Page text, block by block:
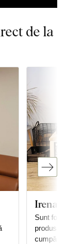
de la
Irena
Sunt
cumpăr